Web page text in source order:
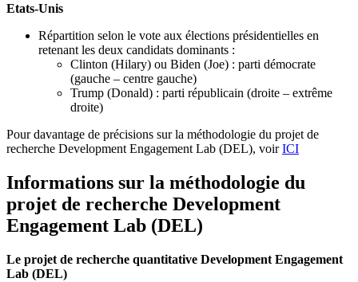
Etats-Unis
Répartition selon le vote aux élections présidentielles en
retenant les deux candidats dominants :
Clinton (Hilary) ou Biden (Joe) : parti démocrate
(gauche – centre gauche)
Trump (Donald) : parti républicain (droite – extrême
droite)
Pour davantage de précisions sur la méthodologie du projet de
recherche Development Engagement Lab (DEL), voirICI
Informations sur la méthodologie du
projet de recherche Development
Engagement Lab (DEL)
Le projet de recherche quantitative Development Engagement
Lab (DEL)